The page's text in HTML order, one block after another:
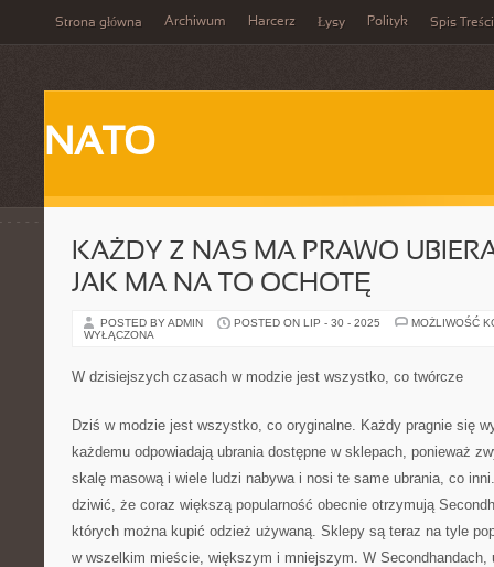
Strona główna Archiwum Harcerz Łysy Polityk Spis Treści
NATO
KAŻDY Z NAS MA PRAWO
JAK MA NA TO OCHOTĘ
POSTED BY ADMIN POSTED ON LIP - 30 - 2025
MOŻLIWOŚĆ
WYŁĄCZONA
W dzisiejszych czasach w modzie jest wszystko, co twórcze
Dziś w modzie jest wszystko, co oryginalne. Każdy pragnie się
każdemu odpowiadają ubrania dostępne w sklepach, ponieważ
skalę masową i wiele ludzi nabywa i nosi te same ubrania, co
dziwić, że coraz większą popularność obecnie otrzymują
których można kupić odzież używaną. Sklepy są teraz na tyle
w wszelkim mieście, większym i mniejszym. W Secondhandach,